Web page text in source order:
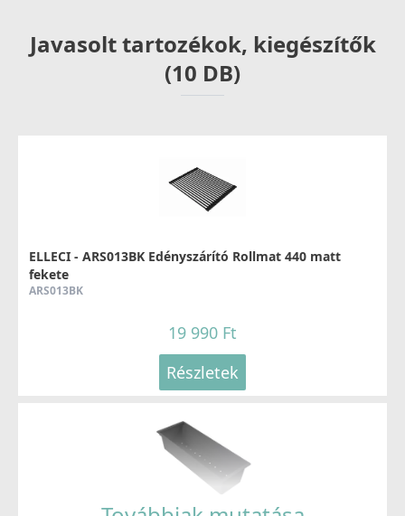
99 890 Ft
ELLECI - Csaptelep Trail arany
126 990 Ft
Javasolt tartozékok, kiegészítők
(10 DB)
ELLECI - ARS013BK Edényszárító Rollmat 440 matt
fekete
ARS013BK
19 990 Ft
Részletek